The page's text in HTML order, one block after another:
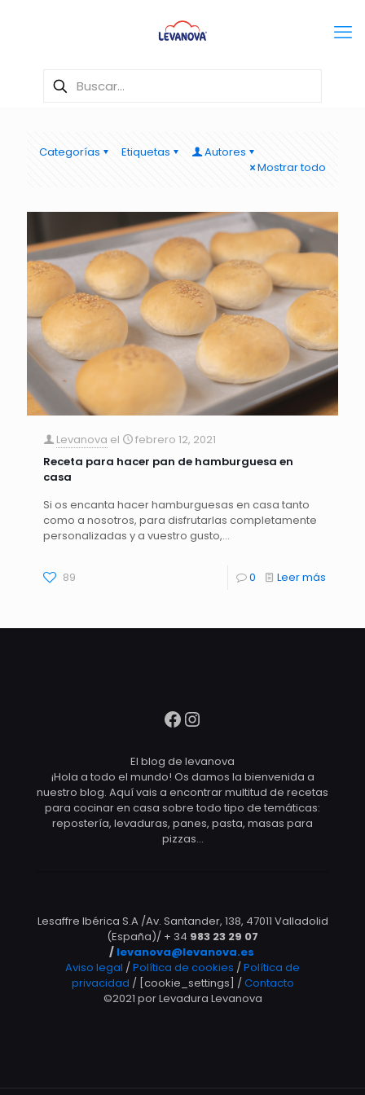
Categorías Etiquetas
Autores
Mostrar todo
Levanova el
febrero 12, 2021
Receta para hacer pan de hamburguesa en
casa
Si os encanta hacer hamburguesas en casa tanto
como a nosotros, para disfrutarlas completamente
personalizadas y a vuestro gusto,…
89 0 Leer más
Facebook
Instagram
El blog de levanova
¡Hola a todo el mundo! Os damos la bienvenida a
nuestro blog. Aquí vais a encontrar multitud de recetas
para cocinar en casa sobre todo tipo de temáticas:
repostería, levaduras, panes, pasta, masas para
pizzas…
Lesaffre Ibérica S.A /Av. Santander, 138, 47011 Valladolid
(España)/ + 34 983 23 29 07
/ levanova@levanova.es
Aviso legal / Política de cookies / Política de
privacidad / [cookie_settings] / Contacto
©2021 por Levadura Levanova